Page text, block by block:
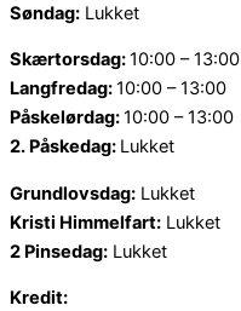
Søndag: Lukket
Skærtorsdag:10:00 – 13:00
Langfredag:10:00 – 13:00
Påskelørdag:10:00 – 13:00
2. Påskedag: Lukket
Grundlovsdag: Lukket
Kristi Himmelfart: Lukket
2 Pinsedag: Lukket
Kredit: